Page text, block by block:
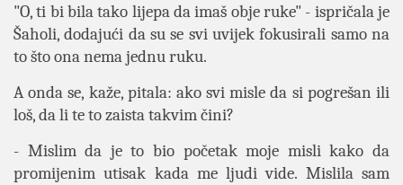
"O, ti bi bila tako lijepa da imaš obje ruke" - ispričala je
Šaholi, dodajući da su se svi uvijek fokusirali samo na
to što ona nema jednu ruku.
A onda se, kaže, pitala: ako svi misle da si pogrešan ili
loš, da li te to zaista takvim čini?
- Mislim da je to bio početak moje misli kako da
promijenim utisak kada me ljudi vide. Mislila sam